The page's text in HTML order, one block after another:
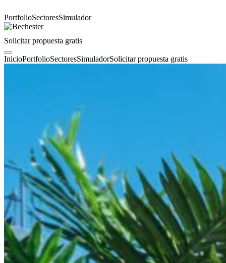
PortfolioSectoresSimulador
Solicitar propuesta gratis
InicioPortfolioSectoresSimuladorSolicitar propuesta gratis